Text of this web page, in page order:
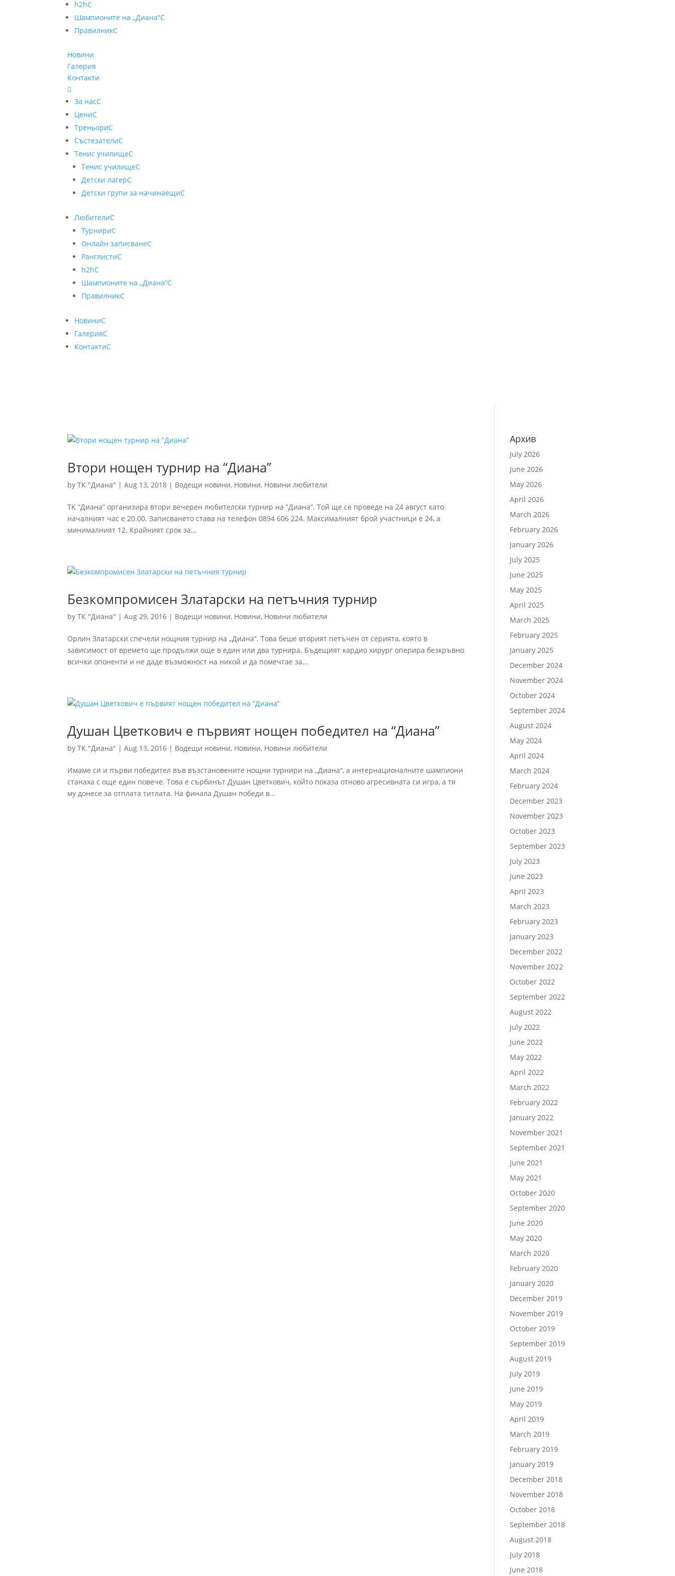
h2hC
Шампионите на „Диана“C
ПравилникC
Новини
Галерия
Контакти

За насC
ЦениC
ТреньориC
СъстезателиC
Тенис училищеC
Тенис училищеC
Детски лагерC
Детски групи за начинаещиC
ЛюбителиC
ТурнириC
Онлайн записванеC
РанглистиC
h2hC
Шампионите на „Диана“C
ПравилникC
НовиниC
ГалерияC
КонтактиC
Втори нощен турнир на “Диана”
byТК "Диана" |Aug 13, 2018 | Водещи новини, Новини, Новини любители
ТК “Диана” организира втори вечерен любителски турнир на “Диана”. Той ще се проведе на 24 август като
началният час е 20.00. Записването става на телефон 0894 606 224. Максималният брой участници е 24, а
минималният 12. Крайният срок за...
Безкомпромисен Златарски на петъчния турнир
byТК "Диана" |Aug 29, 2016 | Водещи новини, Новини, Новини любители
Орлин Златарски спечели нощния турнир на „Диана“. Това беше вторият петъчен от серията, която в
зависимост от времето ще продължи още в един или два турнира. Бъдещият кардио хирург оперира безкръвно
всички опоненти и не даде възможност на никой и да помечтае за...
Душан Цветкович е първият нощен победител на “Диана”
byТК "Диана" |Aug 13, 2016 | Водещи новини, Новини, Новини любители
Имаме си и първи победител във възстановените нощни турнири на „Диана“, а интернационалните шампиони
станаха с още един повече. Това е сърбинът Душан Цветкович, който показа отново агресивната си игра, а тя
му донесе за отплата титлата. На финала Душан победи в...
Архив
July 2026
June 2026
May 2026
April 2026
March 2026
February 2026
January 2026
July 2025
June 2025
May 2025
April 2025
March 2025
February 2025
January 2025
December 2024
November 2024
October 2024
September 2024
August 2024
May 2024
April 2024
March 2024
February 2024
December 2023
November 2023
October 2023
September 2023
July 2023
June 2023
April 2023
March 2023
February 2023
January 2023
December 2022
November 2022
October 2022
September 2022
August 2022
July 2022
June 2022
May 2022
April 2022
March 2022
February 2022
January 2022
November 2021
September 2021
June 2021
May 2021
October 2020
September 2020
June 2020
May 2020
March 2020
February 2020
January 2020
December 2019
November 2019
October 2019
September 2019
August 2019
July 2019
June 2019
May 2019
April 2019
March 2019
February 2019
January 2019
December 2018
November 2018
October 2018
September 2018
August 2018
July 2018
June 2018